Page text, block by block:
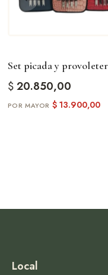
Set picada y
$20.850,00
$13.900,00
Local